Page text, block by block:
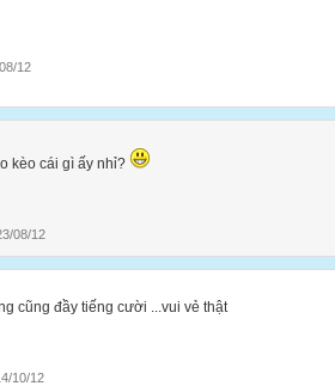
12
kèo cái gì ấy nhỉ?
08/12
cũng đầy tiếng cười ...vui vẻ thật
10/12